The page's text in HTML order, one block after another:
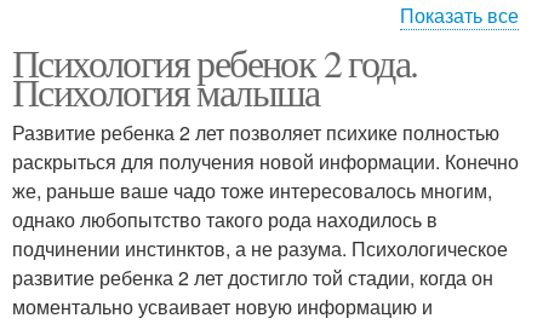
психология
Психология с ответами
Лекции по детской
психологии
Психология с нуля
Показать все
Психология ребенок 2 года.
Психология малыша
Развитие ребенка 2 лет позволяет психике полностью
раскрыться для получения новой информации. Конечно
же, раньше ваше чадо тоже интересовалось многим,
однако любопытство такого рода находилось в
подчинении инстинктов, а не разума. Психологическое
развитие ребенка 2 лет достигло той стадии, когда он
моментально усваивает новую информацию и